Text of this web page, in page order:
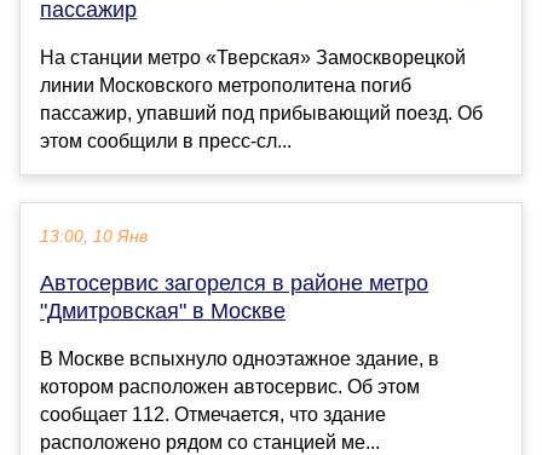
пассажир
На станции метро «Тверская» Замоскворецкой
линии Московского метрополитена погиб
пассажир, упавший под прибывающий поезд. Об
этом сообщили в пресс-сл...
13:00, 10 Янв
Автосервис загорелся в районе метро
"Дмитровская" в Москве
В Москве вспыхнуло одноэтажное здание, в
котором расположен автосервис. Об этом
сообщает 112. Отмечается, что здание
расположено рядом со станцией ме...